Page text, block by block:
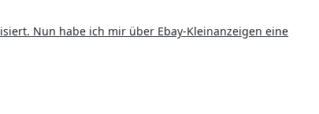
Nun habe ich mir über Ebay-Kleinanzeigen eine